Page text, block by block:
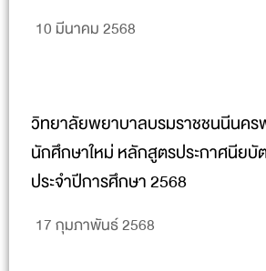
10 มีนาคม 2568
วิทยาลัยพยาบาลบรมราชชนนีนคร
นักศึกษาใหม่ หลักสูตรประกาศนีย
ประจำปีการศึกษา 2568
17 กุมภาพันธ์ 2568